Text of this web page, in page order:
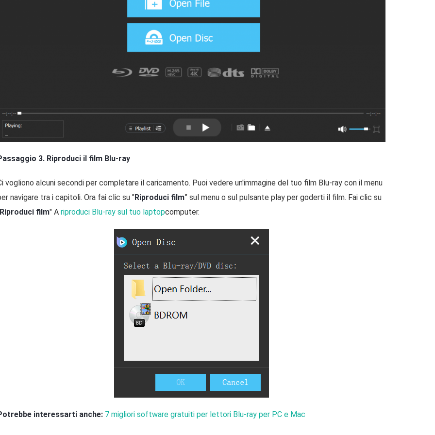
3. Riproduci il film Blu-ray
vogliono alcuni secondi per completare il caricamento. Puoi vedere un'immagine del tuo film Blu-ray con il menu
navigare tra i capitoli. Ora fai clic su "Riproduci film” sul menu o sul pulsante play per goderti il film. Fai clic su
Riproduci film" A riproduci Blu-ray sul tuo laptopcomputer.
interessarti anche: 7 migliori software gratuiti per lettori Blu-ray per PC e Mac